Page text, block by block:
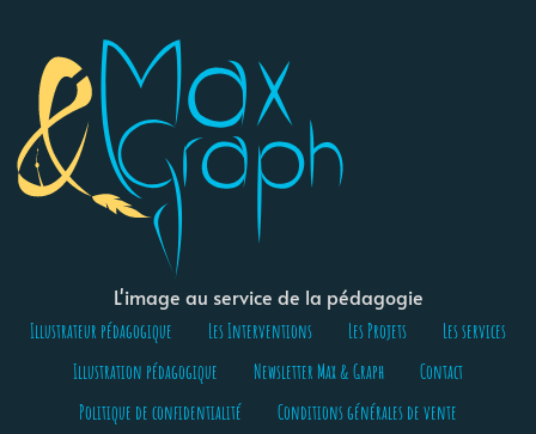
L'image au service de la pédagogie
Illustrateur pédagogique Les Interventions Les Projets
Les services
Illustration pédagogique
Newsletter Max & Graph
Contact
Politique de confidentialité
Conditions générales de vente